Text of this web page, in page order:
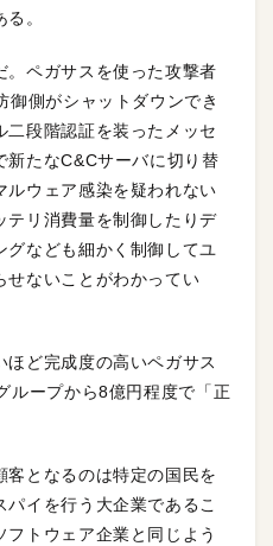
。
。ペガサスを使った攻撃者
御側がシャットダウンでき
二段階認証を装ったメッセ
新たなC&Cサーバに切り替
ルウェア感染を疑われない
テリ消費量を制御したりデ
グなども細かく制御してユ
せないことがわかってい
ど完成度の高いペガサス
ループから8億円程度で「正
客となるのは特定の国民を
イを行う大企業であるこ
トウェア企業と同じよう